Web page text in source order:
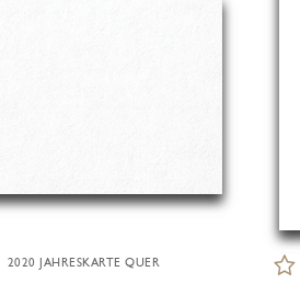
2020 JAHRESKARTE QUER